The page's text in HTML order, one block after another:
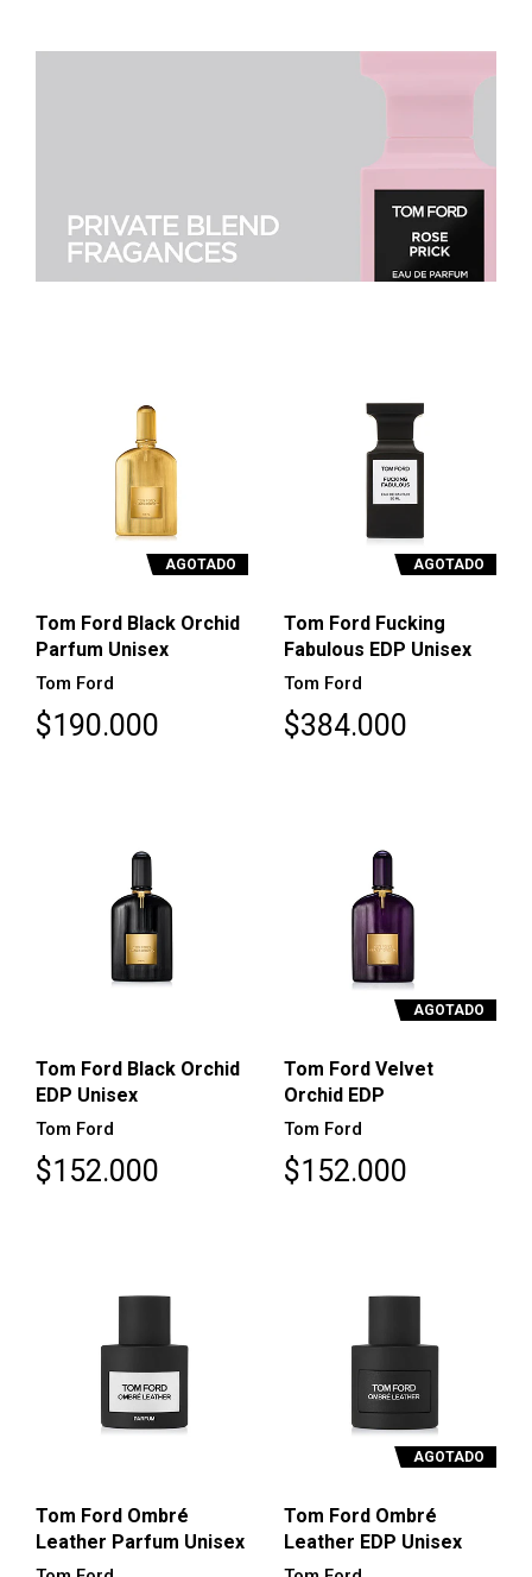
AGOTADO
Tom Ford Black Orchid
Parfum Unisex
Tom Ford
$190.000
AGOTADO
Tom Ford Fucking
Fabulous EDP Unisex
Tom Ford
$384.000
Tom Ford Black Orchid
EDP Unisex
Tom Ford
$152.000
AGOTADO
Tom Ford Velvet
Orchid EDP
Tom Ford
$152.000
Tom Ford Ombré
Leather Parfum Unisex
AGOTADO
Tom Ford Ombré
Leather EDP Unisex